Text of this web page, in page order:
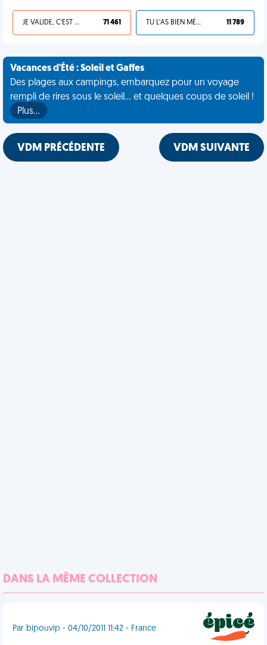
JE VALIDE, C'EST UNE VDM 71 461 TU L'AS BIEN MÉRITÉ 11 789
Vacances d'Été : Soleil et Gaffes
Des plages aux campings, embarquez pour un voyage
rempli de rires sous le soleil... et quelques coups de soleil !
Plus…
VDM PRÉCÉDENTE VDM SUIVANTE
DANS LA MÊME COLLECTION
Par bipouvip - 04/10/2011 11:42 - France